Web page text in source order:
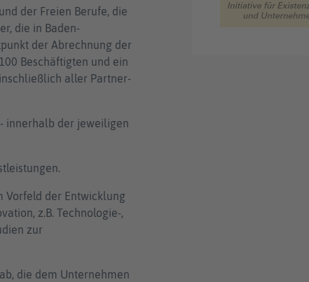
der Freien Berufe, die
die in Baden-
der Abrechnung der
Beschäftigten und ein
aller Partner-
innerhalb der jeweiligen
Vorfeld der Entwicklung
z.B. Technologie-,
zur
die dem Unternehmen